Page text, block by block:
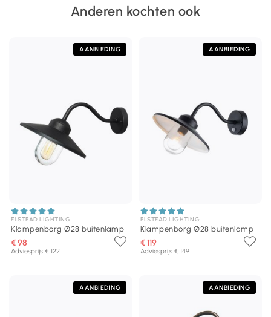
Anderen kochten ook
AANBIEDING
ELSTEAD LIGHTING
Klampenborg Ø28 buitenlamp
€ 98
Adviesprijs € 122
AANBIEDING
ELSTEAD LIGHTING
Klampenborg Ø28 buitenlamp
€ 119
Adviesprijs € 149
AANBIEDING AANBIEDING